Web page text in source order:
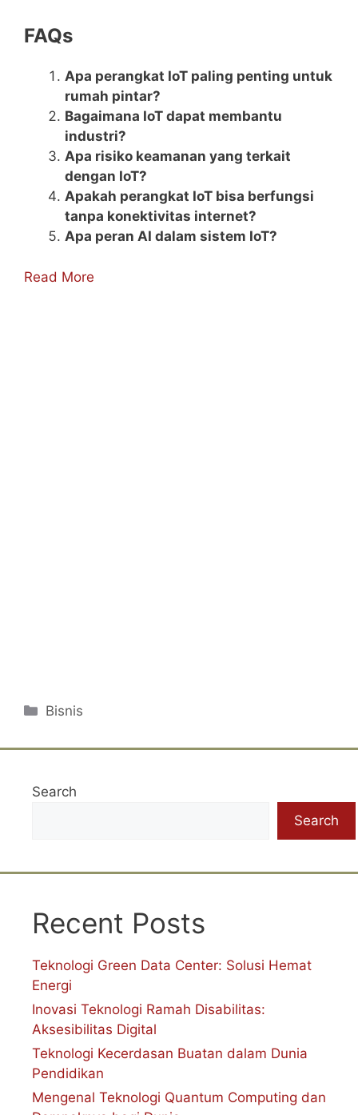
FAQs
Apa perangkat IoT paling penting untuk
rumah pintar?
Bagaimana IoT dapat membantu
industri?
Apa risiko keamanan yang terkait
dengan IoT?
Apakah perangkat IoT bisa berfungsi
tanpa konektivitas internet?
Apa peran AI dalam sistem IoT?
Read More
Categories
Bisnis
Search
Search
Recent Posts
Teknologi Green Data Center: Solusi Hemat
Energi
Inovasi Teknologi Ramah Disabilitas:
Aksesibilitas Digital
Teknologi Kecerdasan Buatan dalam Dunia
Pendidikan
Mengenal Teknologi Quantum Computing dan